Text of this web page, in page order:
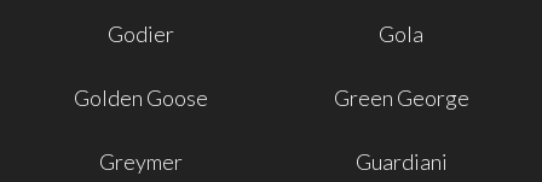
Godier Gola
Golden Goose Green George
Greymer Guardiani